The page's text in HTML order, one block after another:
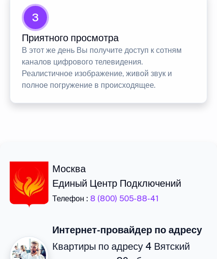
3
Приятного просмотра
В этот же день Вы получите доступ к сотням
каналов цифрового телевидения.
Реалистичное изображение, живой звук и
полное погружение в происходящее.
Москва
Единый Центр Подключений
Телефон : 8 (800) 505-88-41
Интернет-провайдер по адресу
Квартиры по адресу 4 Вятский